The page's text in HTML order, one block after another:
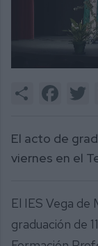
2
Share
El acto de
viernes en el
El IES Vega de
graduación de